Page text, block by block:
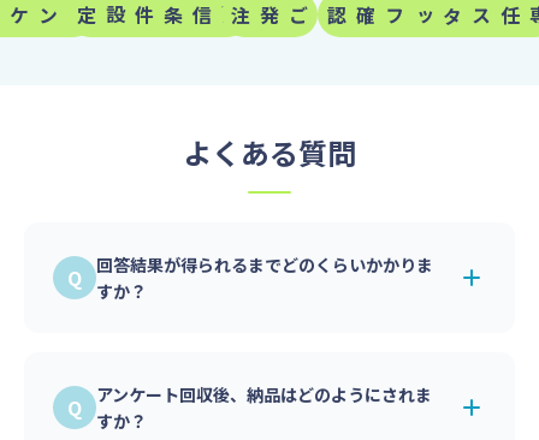
配信条件設定 ご発注 専任スタッフ確認
よくある質問
回答結果が得られるまでどのくらいかかりま
すか？
条件や回収数によっては数日回収が掛かる場合
がございます。
アンケート回収後、納品はどのようにされま
すか？